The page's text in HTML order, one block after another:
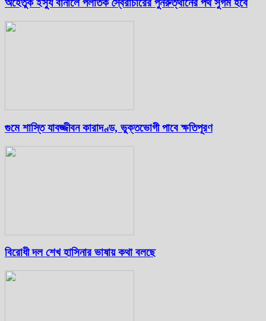
অহেতুক ইস্যু বানালে পলাতক স্বৈরাচারের পুনরুত্থানের পথ সুগম হবে
গুমে শাস্তি যাবজ্জীবন কারাদণ্ড, ভুক্তভোগী পাবে ক্ষতিপূরণ
বিরোধী দল শেখ হাসিনার ভাষায় কথা বলছে